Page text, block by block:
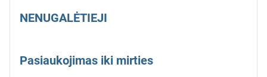
NENUGALĖTIEJI
Pasiaukojimas iki mirties